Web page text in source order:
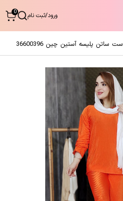
ورود/ثبت نام 0
ست ساتن پلیسه آستین چین 36600396